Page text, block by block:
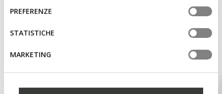
informazioni o per modificare in qualsiasi momento le
tue impostazioni, visita la nostra
consenso
PREFERENZE
STATISTICHE
MARKETING